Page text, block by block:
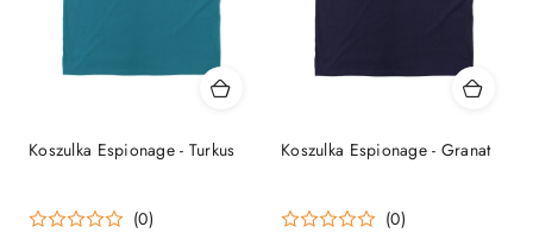
Koszulka Espionage - Turkus
(0)
Koszulka Espionage - Granat
(0)